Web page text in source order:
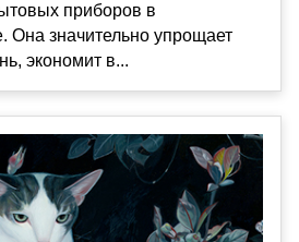
приборов в
Она значительно упрощает
экономит в...